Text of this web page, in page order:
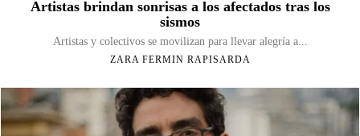
Artistas brindan sonrisas a los afectados tras los
sismos
Artistas y colectivos se movilizan para llevar alegría a...
ZARA FERMIN RAPISARDA